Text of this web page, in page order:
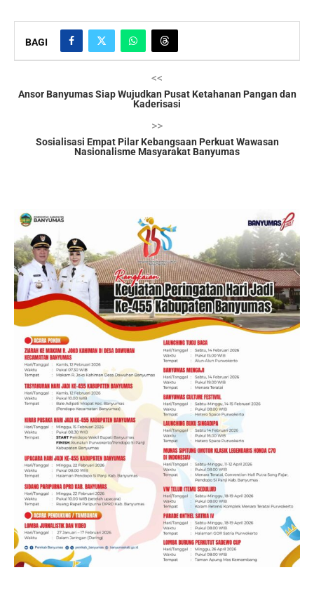
BAGI
<<
Ansor Banyumas Siap Wujudkan Pusat Ketahanan Pangan dan
Kaderisasi
>>
Sosialisasi Empat Pilar Kebangsaan Perkuat Wawasan
Nasionalisme Masyarakat Banyumas